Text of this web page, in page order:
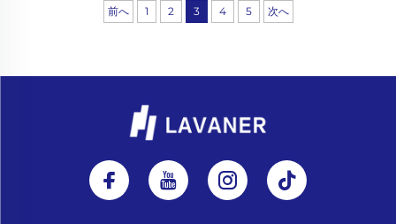
前へ 1 2 3 4 5 次へ